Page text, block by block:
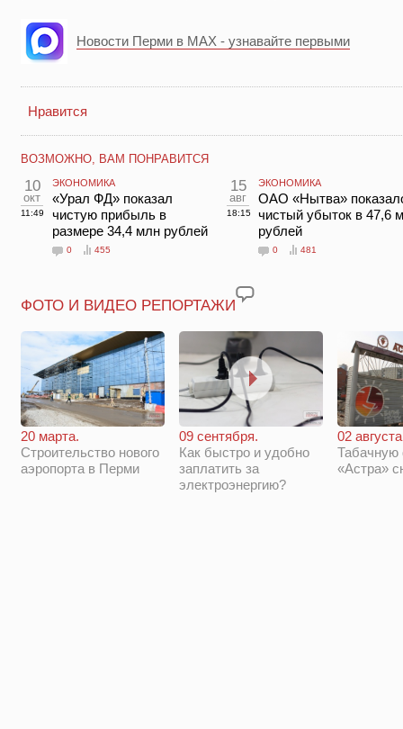
Новости Перми в MAX - узнавайте первыми
Нравится
ВОЗМОЖНО, ВАМ ПОНРАВИТСЯ
10
окт
11:49
ЭКОНОМИКА
«Урал ФД» показал
чистую прибыль в
размере 34,4 млн рублей
0 455
15
авг
18:15
ЭКОНОМИКА
ОАО «Нытва»
чистый убыток в 47,6
рублей
0 481
ФОТО И ВИДЕО РЕПОРТАЖИ
20 марта.
Строительство нового
аэропорта в Перми
09 сентября.
Как быстро и удобно
заплатить за
электроэнергию?
02
Табачную
«Астра»